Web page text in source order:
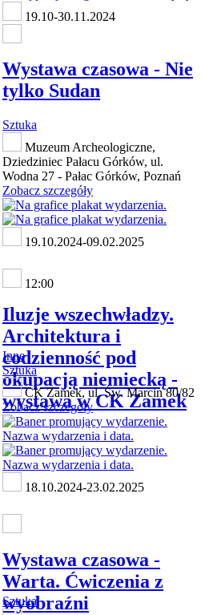
19.10-30.11.2024
Wystawa czasowa - Nie
tylko Sudan
Sztuka
Muzeum Archeologiczne,
Dziedziniec Pałacu Górków, ul.
Wodna 27 - Pałac Górków, Poznań
Zobacz szczegóły
19.10.2024-09.02.2025
12:00
Iluzje wszechwładzy.
Architektura i
codzienność pod
okupacją niemiecką -
wystawa w CK Zamek
Inne
Sztuka
CK Zamek, ul. Św. Marcin 80/82
Zobacz szczegóły
18.10.2024-23.02.2025
Wystawa czasowa -
Warta. Ćwiczenia z
wyobraźni
Sztuka